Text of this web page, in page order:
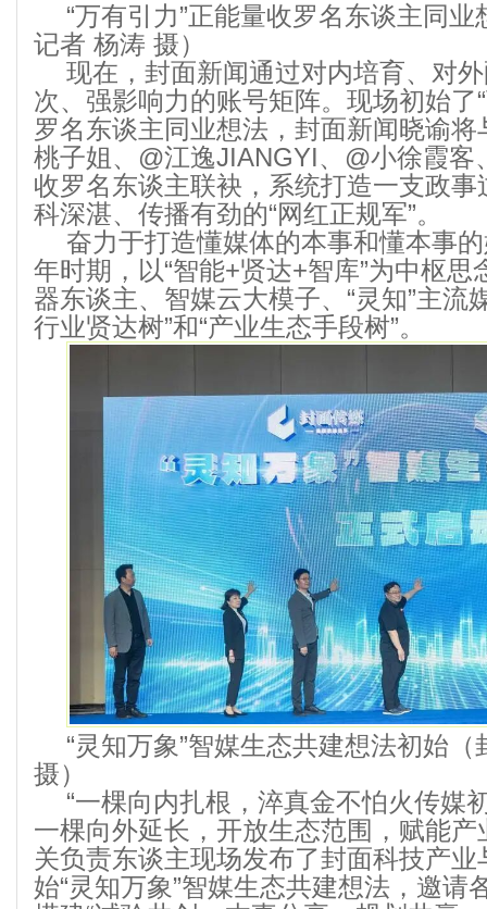
“万有引力”正能量收罗名东谈主同
记者 杨涛 摄）
现在，封面新闻通过对内培育、对
次、强影响力的账号矩阵。现场初始了
罗名东谈主同业想法，封面新闻晓谕
桃子姐、@江逸JIANGYI、@小徐霞客
收罗名东谈主联袂，系统打造一支政
科深湛、传播有劲的“网红正规军”。
奋力于打造懂媒体的本事和懂本事
年时期，以“智能+贤达+智库”为中枢
器东谈主、智媒云大模子、“灵知”主流
行业贤达树”和“产业生态手段树”。
“灵知万象”智媒生态共建想法初始
摄）
“一棵向内扎根，淬真金不怕火传媒
一棵向外延长，开放生态范围，赋能产
关负责东谈主现场发布了封面科技产
始“灵知万象”智媒生态共建想法，邀请